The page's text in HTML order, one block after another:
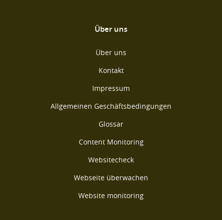
Über uns
Über uns
Kontakt
Impressum
Allgemeinen Geschäftsbedingungen
Glossar
Content Monitoring
Websitecheck
Webseite überwachen
Website monitoring